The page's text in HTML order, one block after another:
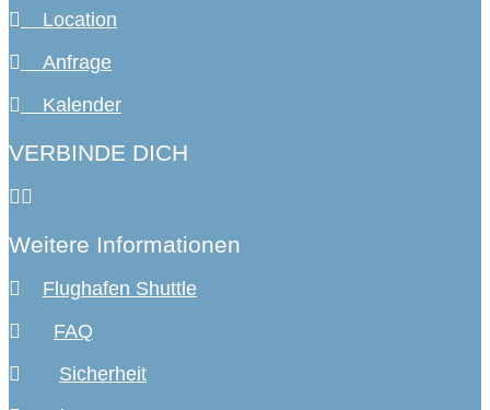
Location
Anfrage
Kalender
VERBINDE DICH
Weitere Informationen
Flughafen Shuttle
FAQ
Sicherheit